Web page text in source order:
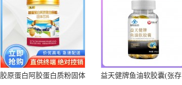
胶原蛋白阿胶蛋白质粉固体 益天健牌鱼油软胶囊(张存